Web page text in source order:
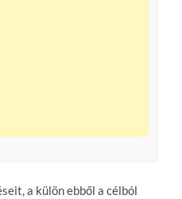
a külön ebből a célból